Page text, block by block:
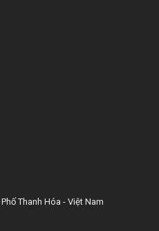
Thanh Hóa - Việt Nam